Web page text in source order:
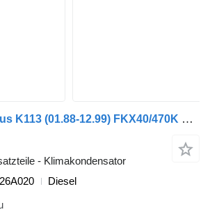
Carrier 3-series bus K113 (01.88-12.99) FKX40/470K Klimakondensator für Scania 3-series bus (1988-1999)
- Klimakondensator
Diesel